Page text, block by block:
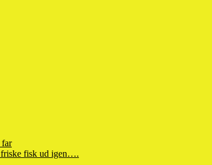
far
friske fisk ud igen….